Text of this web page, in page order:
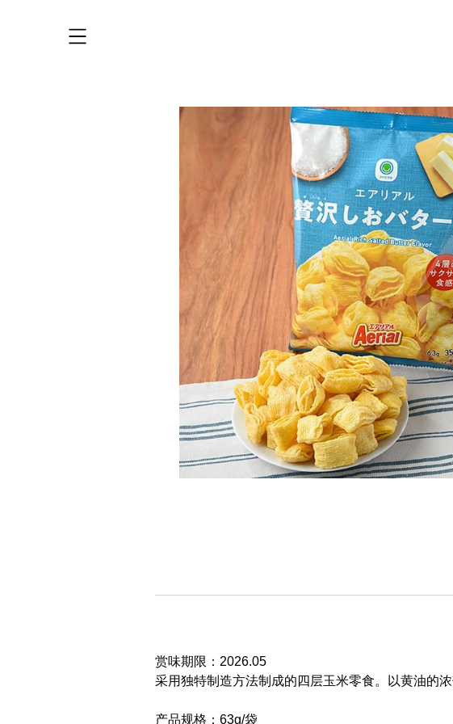
赏味期限：2026.05
采用独特制造方法制成的四层玉米零食。以黄油的
产品规格：63g/袋